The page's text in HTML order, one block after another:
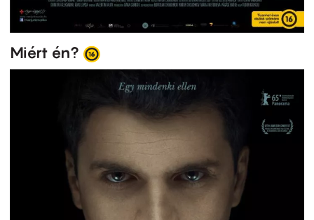
Miért én?